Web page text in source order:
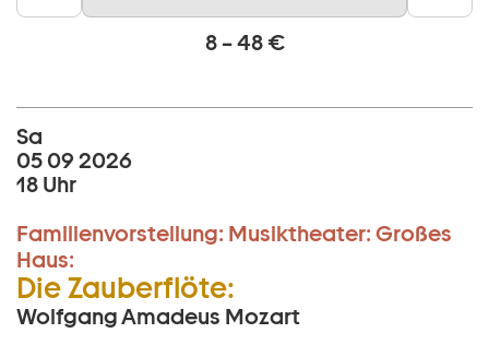
8 – 48 €
Sa
05 09 2026
18 Uhr
Familienvorstellung: Musiktheater: Großes
Haus:
Die Zauberflöte:
Wolfgang Amadeus Mozart